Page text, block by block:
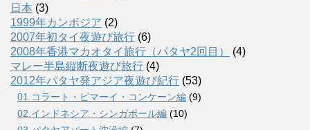
日本 (3)
1999年カンボジア (2)
2007年初タイ夜遊び旅行 (6)
2008年香港マカオタイ旅行（パタヤ2回目）
(4)
マレー半島縦断夜遊び旅行 (4)
2012年パタヤ発アジア夜遊び紀行 (53)
01.コラート・ピマーイ・コンケーン編 (9)
02.インドネシア・シンガポール編 (10)